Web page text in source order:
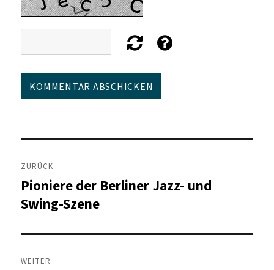
Beitragsnavigation
ZURÜCK
Vorheriger
Beitrag:
Pioniere der Berliner Jazz- und
Swing-Szene
WEITER